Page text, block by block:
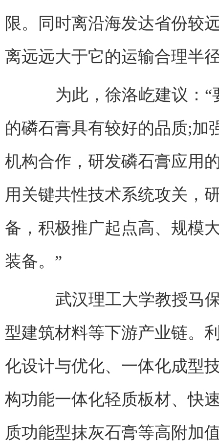
限。同时离沿海发达省份较
离远远大于它的运输合理半
为此，徐洛屹建议：“
的磷石膏具有较好的品质;加
机构合作，研发磷石膏应用
用关键共性技术系统攻关，
备，积极推广起点高、规模
装备。”
武汉理工大学教授马保
型建筑材料等下游产业链。
化设计与优化、一体化成型
构功能一体化轻质板材、快
质功能型抹灰石膏等高附加